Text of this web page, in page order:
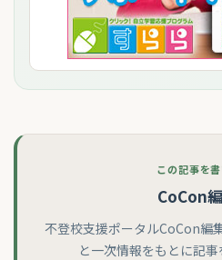
この記事を
CoCon
不登校支援ポータルCoCon編
と一次情報をもとに記事